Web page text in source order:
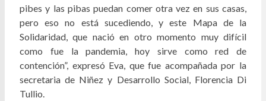
pibes y las pibas puedan comer otra vez en sus casas,
pero eso no está sucediendo, y este Mapa de la
Solidaridad, que nació en otro momento muy difícil
como fue la pandemia, hoy sirve como red de
contención”, expresó Eva, que fue acompañada por la
secretaria de Niñez y Desarrollo Social, Florencia Di
Tullio.